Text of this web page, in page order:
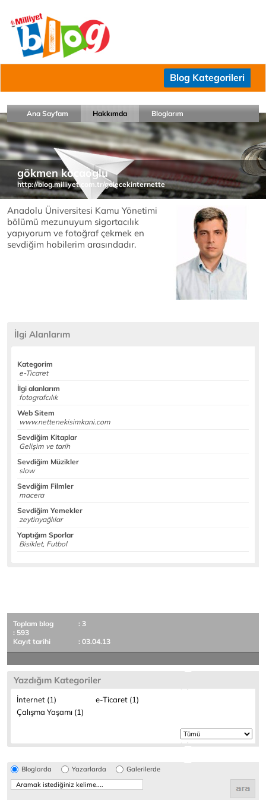
Blog Kategorileri
Ana Sayfam Hakkımda Bloglarım
gökmen kocaoglu
http://blog.milliyet.com.tr/gelecekinternette
Anadolu Üniversitesi Kamu Yönetimi
bölümü mezunuyum sigortacılık
yapıyorum ve fotoğraf çekmek en
sevdiğim hobilerim arasındadır.
İlgi Alanlarım
Kategorim
e-Ticaret
İlgi alanlarım
fotografcılık
Web Sitem
www.nettenekisimkani.com
Sevdiğim Kitaplar
Gelişim ve tarih
Sevdiğim Müzikler
slow
Sevdiğim Filmler
macera
Sevdiğim Yemekler
zeytinyağlılar
Yaptığım Sporlar
Bisiklet, Futbol
Toplam blog
: 3
: 593
Kayıt tarihi
: 03.04.13
Yazdığım Kategoriler
İnternet (1)
e-Ticaret (1)
Çalışma Yaşamı (1)
Bloglarda Yazarlarda Galerilerde